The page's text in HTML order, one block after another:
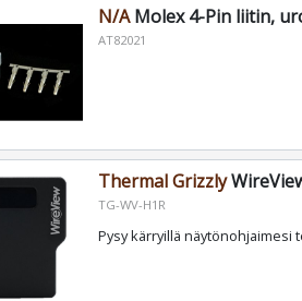
N/AMolex 4-Pin liitin,
AT82021
Thermal Grizzly
TG-WV-H1R
Pysy kärryillä näytönohjaimesi